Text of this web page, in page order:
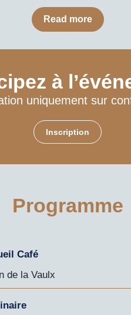
Read more
à
uniquement sur
Inscription
Programme
Café
de la Vaulx